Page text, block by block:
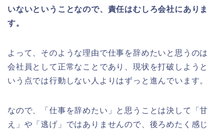
いないということなので、責任はむしろ会社にありま
す。
よって、そのような理由で仕事を辞めたいと思うのは
会社員として正常なことであり、現状を打破しようと
いう点では行動しない人よりはずっと進んでいます。
なので、「仕事を辞めたい」と思うことは決して「甘
え」や「逃げ」ではありませんので、後ろめたく感じ